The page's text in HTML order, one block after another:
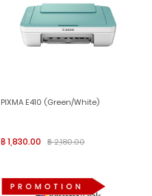
PIXMA E410 (Green/White)
฿ 1,830.00 ฿ 2,180.00